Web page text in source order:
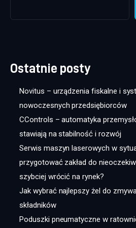
Ostatnie posty
Novitus – urządzenia fiskalne i
nowoczesnych przedsiębiorców
CControls – automatyka
stawiają na stabilność i rozwój
Serwis maszyn laserowych w
przygotować zakład do
szybciej wrócić na rynek?
Jak wybrać najlepszy żel do
składników
Poduszki pneumatyczne w